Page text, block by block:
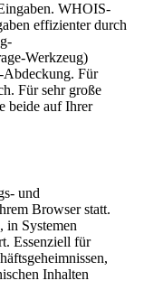
WHOIS-
effizienter durch
Werkzeug)
Abdeckung. Für
Für sehr große
beide auf Ihrer
und
Browser statt.
in Systemen
Essenziell für
Inhalten